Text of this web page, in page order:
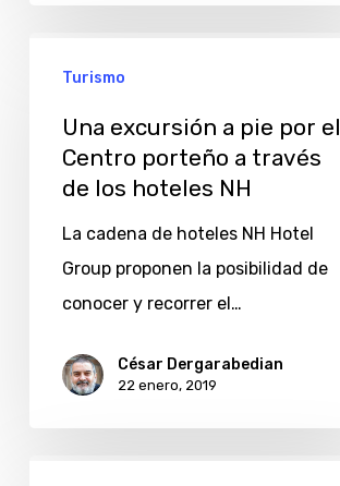
excursión
Centro
través
Turismo
Una excursión a pie por el
Centro porteño a través
de los hoteles NH
La cadena de hoteles NH Hotel
Group proponen la posibilidad de
conocer y recorrer el…
César Dergarabedian
22 enero, 2019